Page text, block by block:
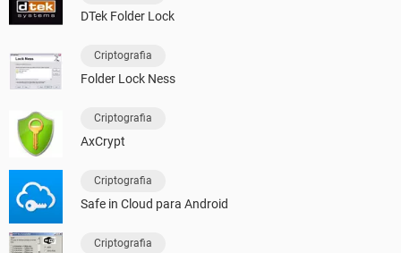
DTek Folder Lock
Criptografia
Folder Lock Ness
Criptografia
AxCrypt
Criptografia
Safe in Cloud para Android
Criptografia